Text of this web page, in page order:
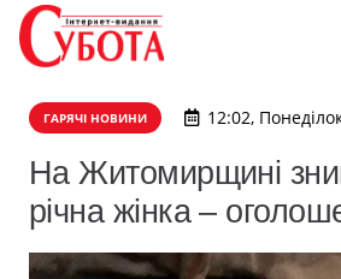
ГАРЯЧІ НОВИНИ 12:02,
На Житомирщині
річна жінка –